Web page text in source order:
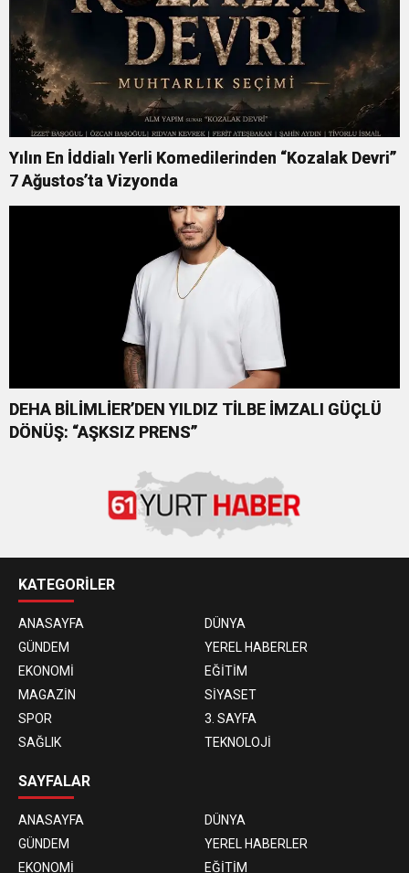
Yılın En İddialı Yerli Komedilerinden “Kozalak Devri”
7 Ağustos’ta Vizyonda
DEHA BİLİMLİER’DEN YILDIZ TİLBE İMZALI GÜÇLÜ
DÖNÜŞ: “AŞKSIZ PRENS”
KATEGORİLER
ANASAYFA
DÜNYA
GÜNDEM
YEREL HABERLER
EKONOMİ
EĞİTİM
MAGAZİN
SİYASET
SPOR
3. SAYFA
SAĞLIK
TEKNOLOJİ
SAYFALAR
ANASAYFA
DÜNYA
GÜNDEM
YEREL HABERLER
EKONOMİ
EĞİTİM